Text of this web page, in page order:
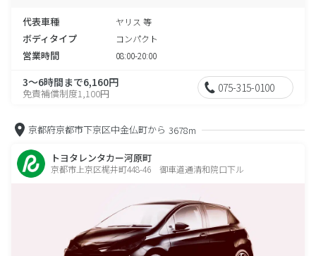
代表車種 ヤリス 等
ボディタイプ コンパクト
営業時間 08:00-20:00
3～6時間まで6,160円
免責補償制度1,100円 075-315-0100
京都府京都市下京区中金仏町から 3678m
トヨタレンタカー河原町
京都市上京区梶井町448-46 御車道通清和院口下ル